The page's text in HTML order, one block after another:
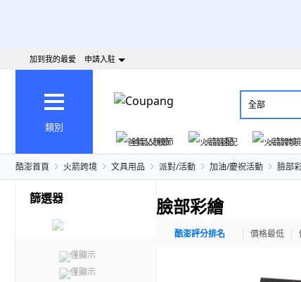
加到我的最愛 申請入駐
類別
全部
爸氣父親節
火箭速配 火箭跨境
酷澎首頁 火箭跨境 文具用品 派對/活動 加油/慶祝活動 臉部
篩選器
僅顯示
僅顯示
臉部彩繪
酷澎評分排名 價格最低